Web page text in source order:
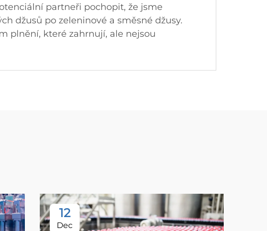
partneři pochopit, že jsme
džusů po zeleninové a směsné džusy.
plnění, které zahrnují, ale nejsou
12
Dec